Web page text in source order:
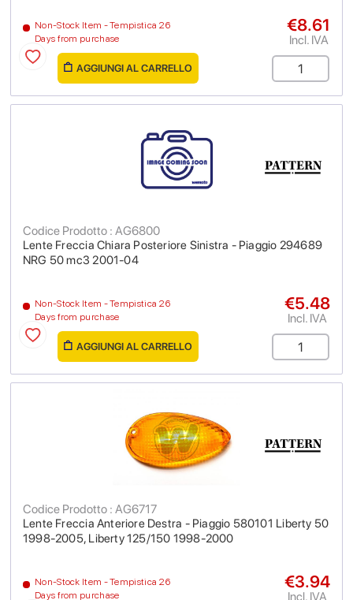
Non-Stock Item - Tempistica 26
Days from purchase
€8.61
Incl. IVA
AGGIUNGI AL CARRELLO
Lente Freccia Chiara Posteriore Sinistra - Piaggio 294689
NRG 50 mc3 2001-04
Codice Prodotto : AG6800
Non-Stock Item - Tempistica 26
Days from purchase
€5.48
Incl. IVA
AGGIUNGI AL CARRELLO
Lente Freccia Anteriore Destra - Piaggio 580101 Liberty 50
1998-2005, Liberty 125/150 1998-2000
Codice Prodotto : AG6717
Non-Stock Item - Tempistica 26
Days from purchase
€3.94
Incl. IVA